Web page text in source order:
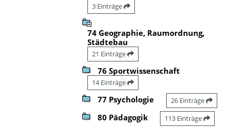
3 Einträge
74 Geographie, Raumordnung,
Städtebau
21 Einträge
76 Sportwissenschaft
14 Einträge
77 Psychologie 26 Einträge
80 Pädagogik 113 Einträge